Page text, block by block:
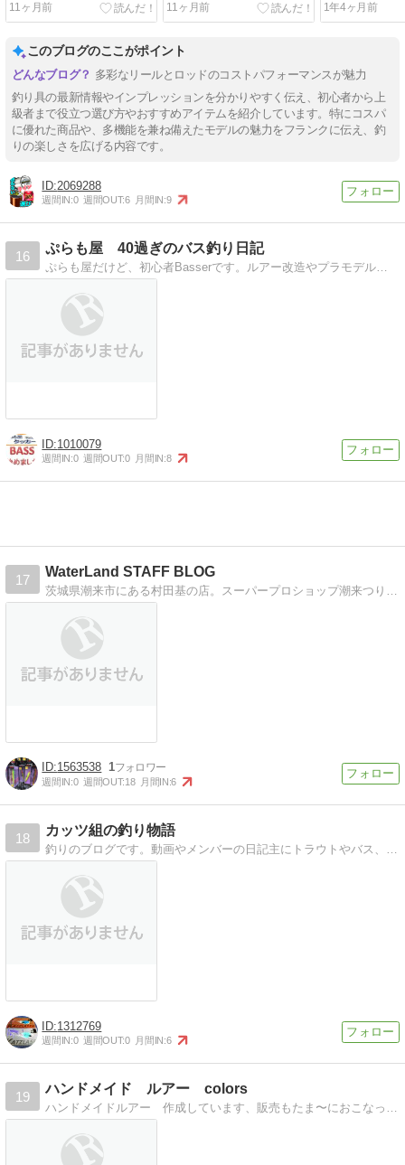
11ヶ月前
11ヶ月前
1年4ヶ月前
このブログのここがポイント
多彩なリールとロッドのコストパフォーマンスが魅力
釣り具の最新情報やインプレッションを分かりやすく伝え、初心者から上
級者まで役立つ選び方やおすすめアイテムを紹介しています。特にコスパ
に優れた商品や、多機能を兼ね備えたモデルの魅力をフランクに伝え、釣
りの楽しさを広げる内容です。
2069288
週間IN:0 週間OUT:6 月間IN:9
16
ぷらも屋 40過ぎのバス釣り日記
ぷらも屋だけど、初心者Basserです。ルアー改造やプラモデルもね！
1010079
週間IN:0 週間OUT:0 月間IN:8
17
WaterLand STAFF BLOG
1563538 1
週間IN:0 週間OUT:18 月間IN:6
18
カッツ組の釣り物語
1312769
週間IN:0 週間OUT:0 月間IN:6
19
ハンドメイド ルアー colors